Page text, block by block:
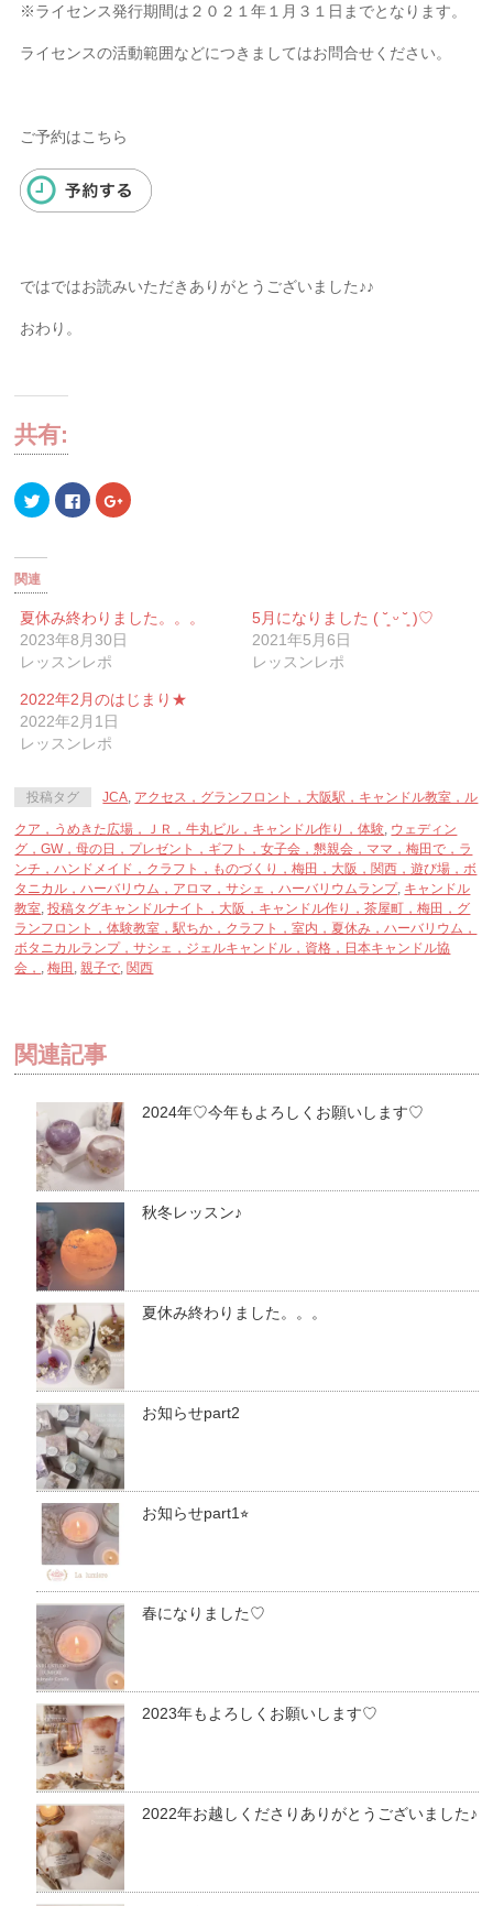
※ライセンス発行期間は２０２１年１月３１日までとなります。
ライセンスの活動範囲などにつきましてはお問合せください。
ご予約はこちら
ではではお読みいただきありがとうございました♪♪
おわり。
共有:
ク
リ
て
で
有
(新
し
い
ウ
ン
ド
ウ
開
す)
Facebook
で
リ
ッ
ク
し
て
だ
さ
い
(新
し
ィ
ド
ウ
で
開
き
ま
す)
ク
リ
有
(新
し
ン
ド
関連
夏休み終わりました。。。
2023年8月30日
レッスンレポ
5月になりました ( ˘͈ ᵕ ˘͈ )♡
2021年5月6日
レッスンレポ
2022年2月のはじまり★
2022年2月1日
レッスンレポ
投稿タグ JCA, アクセス，グランフロント，大阪駅，キャンドル教室，ル
クア，うめきた広場，ＪＲ，牛丸ビル，キャンドル作り，体験, ウェディン
グ，GW，母の日，プレゼント，ギフト，女子会，懇親会，ママ，梅田で，ラ
ンチ，ハンドメイド，クラフト，ものづくり，梅田，大阪，関西，遊び場，ボ
タニカル，ハーバリウム，アロマ，サシェ，ハーバリウムランプ, キャンドル
教室,投稿タグキャンドルナイト，大阪，キャンドル作り，茶屋町，梅田，グ
ランフロント，体験教室，駅ちか，クラフト，室内，夏休み，ハーバリウム，
ボタニカルランプ，サシェ，ジェルキャンドル，資格，日本キャンドル協
会， ,梅田 ,親子で, 関西
関連記事
2024年♡今年もよろしくお願いします♡
秋冬レッスン♪
夏休み終わりました。。。
お知らせpart2
お知らせpart1⭐︎
春になりました♡
2023年もよろしくお願いします♡
2022年お越しくださりありがとうございました♪